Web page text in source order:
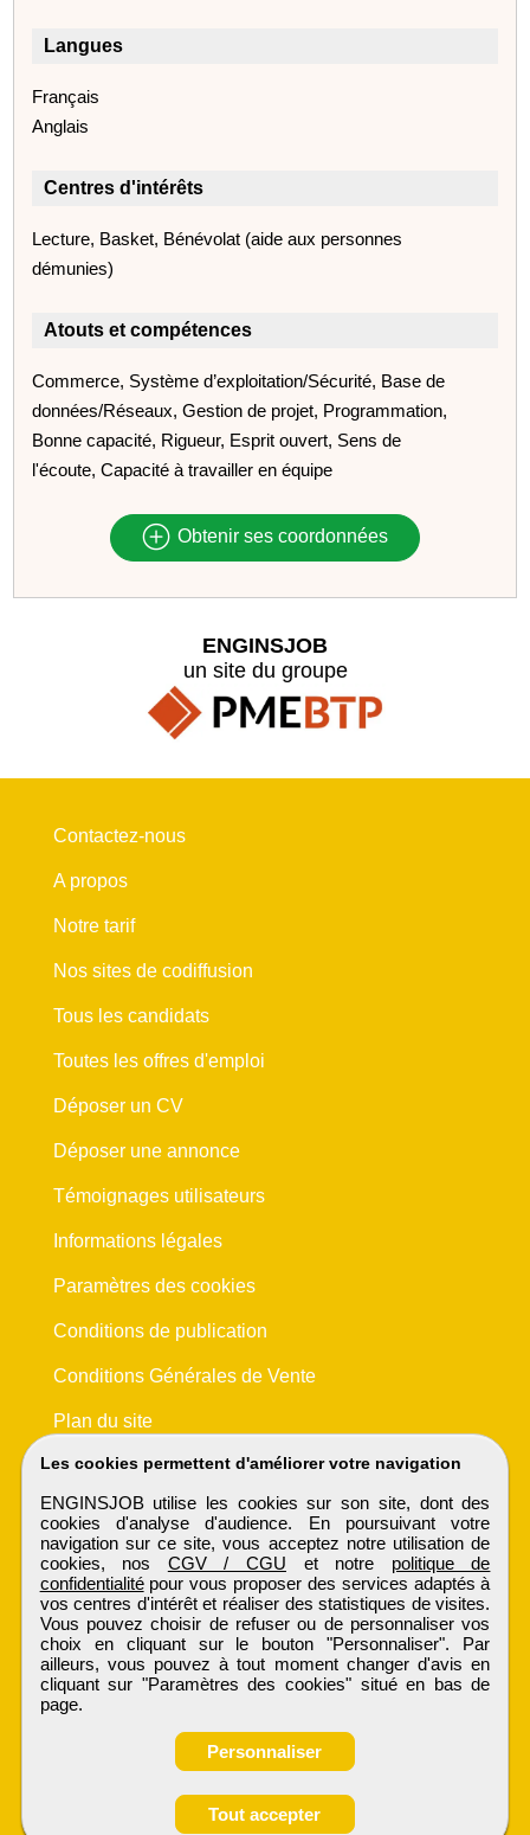
Obtenir ses
Langues
Français
Anglais
Centres d'intérêts
Lecture, Basket, Bénévolat (aide aux personnes
démunies)
Atouts et compétences
Commerce, Système d’exploitation/Sécurité, Base de
données/Réseaux, Gestion de projet, Programmation,
Bonne capacité, Rigueur, Esprit ouvert, Sens de
l'écoute, Capacité à travailler en équipe
Obtenir ses coordonnées
Les cookies permettent d'améliorer votre navigation
ENGINSJOB utilise les cookies sur son site, dont des
cookies d'analyse d'audience. En poursuivant votre
navigation sur ce site, vous acceptez notre utilisation de
cookies, nos CGV / CGU et notre politique de
confidentialitépour vous proposer des services adaptés à
vos centres d'intérêt et réaliser des statistiques de visites.
Vous pouvez choisir de refuser ou de personnaliser vos
choix en cliquant sur le bouton "Personnaliser". Par
ailleurs, vous pouvez à tout moment changer d'avis en
cliquant sur "Paramètres des cookies" situé en bas de
page.
Personnaliser
Tout accepter
ENGINSJOB
un site du groupe
Contactez-nous
A propos
Notre tarif
Nos sites de codiffusion
Tous les candidats
Toutes les offres d'emploi
Déposer un CV
Déposer une annonce
Témoignages utilisateurs
Informations légales
Paramètres des cookies
Conditions de publication
Conditions Générales de Vente
Plan du site